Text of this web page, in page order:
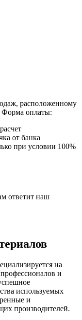
расположенному
Форма оплаты:
от банка
при условии 100%
ответит наш
на
и
используемых
и
производителей.